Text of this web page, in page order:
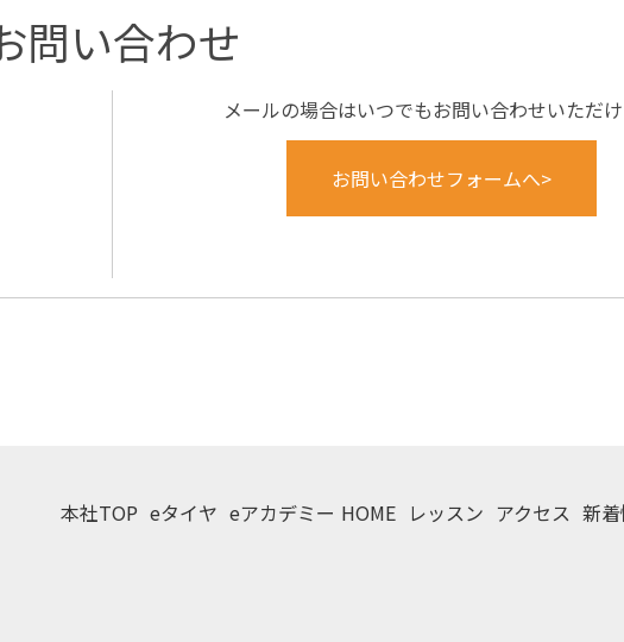
問い合わせ
メールの場合はいつでもお問い合わせいただ
お問い合わせフォームへ>
HOME レッスン アクセス 新
本社TOP eタイヤ eアカデミー